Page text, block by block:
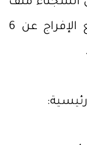
الأموال المجمدة إلى الواجهة مع الإفراج عن 6